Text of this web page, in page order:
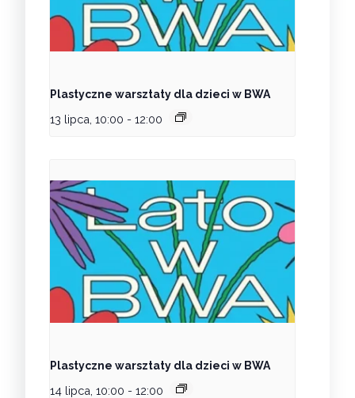
Plastyczne warsztaty dla dzieci w BWA
13 lipca, 10:00 - 12:00
Plastyczne warsztaty dla dzieci w BWA
14 lipca, 10:00 - 12:00